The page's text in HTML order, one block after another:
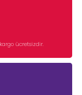
ücretsizdir.